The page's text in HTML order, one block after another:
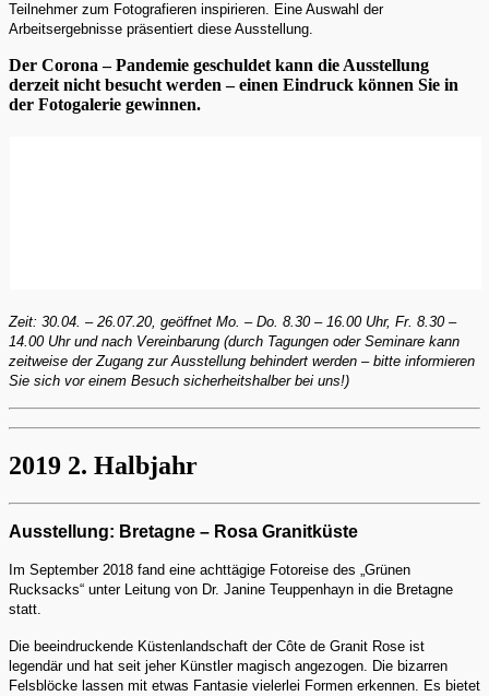
Teilnehmer zum Fotografieren inspirieren. Eine Auswahl der
Arbeitsergebnisse präsentiert diese Ausstellung.
Der Corona – Pandemie geschuldet kann die Ausstellung
derzeit nicht besucht werden – einen Eindruck können Sie in
der Fotogalerie gewinnen.
Zeit: 30.04. – 26.07.20, geöffnet Mo. – Do. 8.30 – 16.00 Uhr, Fr. 8.30 –
14.00 Uhr und nach Vereinbarung (durch Tagungen oder Seminare kann
zeitweise der Zugang zur Ausstellung behindert werden – bitte informieren
Sie sich vor einem Besuch sicherheitshalber bei uns!)
2019 2. Halbjahr
Ausstellung: Bretagne – Rosa Granitküste
Im September 2018 fand eine achttägige Fotoreise des „Grünen
Rucksacks“ unter Leitung von Dr. Janine Teuppenhayn in die Bretagne
statt.
Die beeindruckende Küstenlandschaft der Côte de Granit Rose ist
legendär und hat seit jeher Künstler magisch angezogen. Die bizarren
Felsblöcke lassen mit etwas Fantasie vielerlei Formen erkennen. Es bietet